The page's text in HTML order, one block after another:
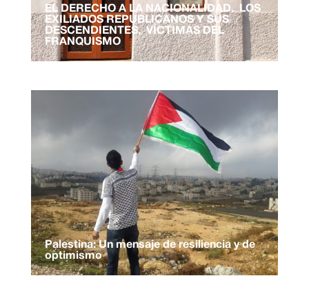
EL DERECHO A LA NACIONALIDAD. LOS
EXILIADOS REPUBLICANOS Y SUS
DESCENDIENTES, VÍCTIMAS DEL
FRANQUISMO
Palestina: Un mensaje de resiliencia y de
optimismo